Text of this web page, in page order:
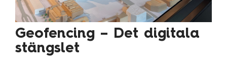
Geofencing – Det digitala
stängslet